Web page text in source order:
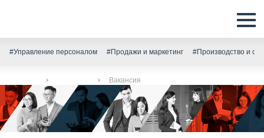
#Управление персоналом #Продажи и маркетинг #Производство и
Вакансия